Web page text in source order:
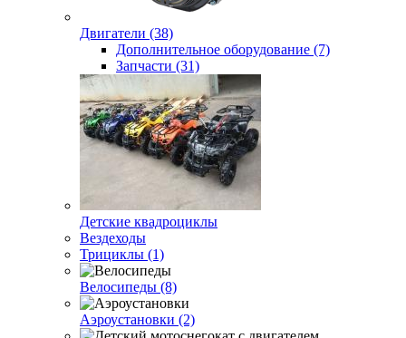
Двигатели (38)
Дополнительное оборудование (7)
Запчасти (31)
Детские квадроциклы
Вездеходы
Трициклы (1)
Велосипеды (8)
Аэроустановки (2)